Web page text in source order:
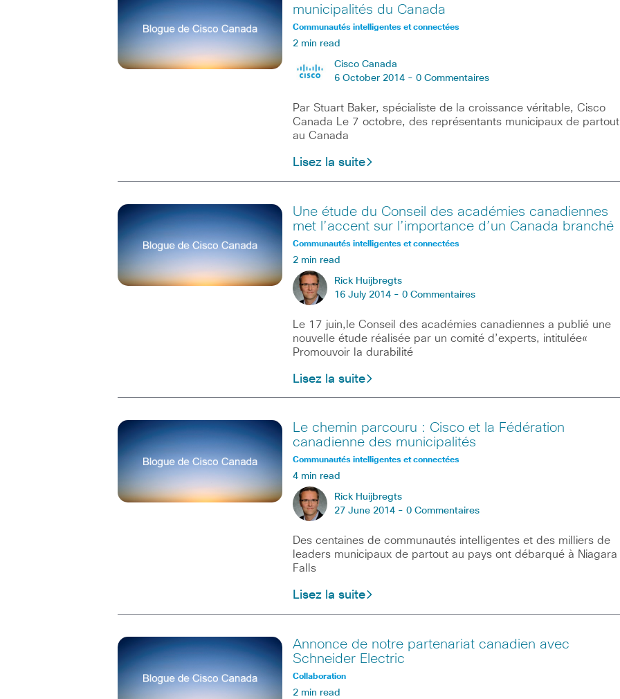
municipalités du Canada
Communautés intelligentes et connectées
2 min read
Cisco Canada
6 October 2014 - 0 Commentaires
Par Stuart Baker, spécialiste de la croissance véritable, Cisco
Canada Le 7 octobre, des représentants municipaux de partout
au Canada
Lisez la suite
Une étude du Conseil des académies canadiennes
met l’accent sur l’importance d’un Canada branché
Communautés intelligentes et connectées
2 min read
Rick Huijbregts
16 July 2014 - 0 Commentaires
Le 17 juin,le Conseil des académies canadiennes a publié une
nouvelle étude réalisée par un comité d’experts, intitulée«
Promouvoir la durabilité
Lisez la suite
Le chemin parcouru : Cisco et la Fédération
canadienne des municipalités
Communautés intelligentes et connectées
4 min read
Rick Huijbregts
27 June 2014 - 0 Commentaires
Des centaines de communautés intelligentes et des milliers de
leaders municipaux de partout au pays ont débarqué à Niagara
Falls
Lisez la suite
Annonce de notre partenariat canadien avec
Schneider Electric
Collaboration
2 min read